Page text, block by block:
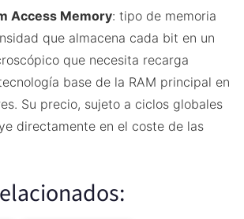
Access Memory: tipo de memoria
que almacena cada bit en un
que necesita recarga
base de la RAM principal en
Su precio, sujeto a ciclos globales
directamente en el coste de las